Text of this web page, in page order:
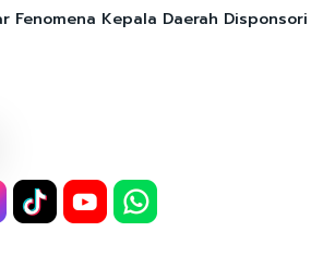
Fenomena Kepala Daerah Disponsori